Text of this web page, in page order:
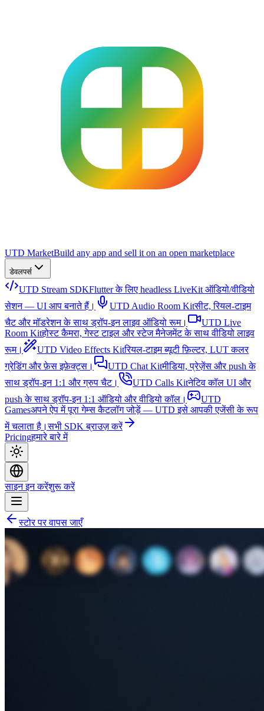
UTD MarketBuild any app and sell it on an open marketplace
डेवलपर्स
UTD Stream SDKFlutter के लिए headless LiveKit ऑडियो/वीडियो
सेशन — UI आप बनाते हैं।
UTD Audio Room Kitसीट, रियल-टाइम
चैट और मॉडरेशन के साथ ड्रॉप-इन लाइव ऑडियो रूम।
UTD Live
Room Kitहोस्ट कैमरा, गेस्ट टाइल और स्टेज मैनेजमेंट के साथ वीडियो लाइव
रूम।
UTD Video Effects Kitरियल-टाइम ब्यूटी फ़िल्टर, LUT कलर
ग्रेडिंग और फ़ेस इफ़ेक्ट्स।
UTD Chat Kitमीडिया, प्रेज़ेंस और push के
साथ ड्रॉप-इन 1:1 और ग्रुप चैट।
UTD Calls Kitनेटिव कॉल UI और
push के साथ ड्रॉप-इन 1:1 ऑडियो और वीडियो कॉल।
UTD
Gamesअपने ऐप में पूरा गेम्स कैटलॉग जोड़ें — UTD इसे आपकी एजेंसी के रूप
में चलाता है।सभी SDK ब्राउज़ करें
Pricingहमारे बारे में
साइन इन करेंशुरू करें
स्टोर पर वापस जाएँ